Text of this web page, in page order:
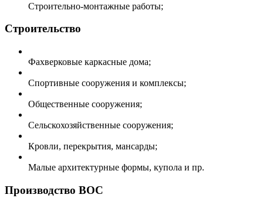
Строительно-монтажные работы;
Строительство
Фахверковые каркасные дома;
Спортивные сооружения и комплексы;
Общественные сооружения;
Сельскохозяйственные сооружения;
Кровли, перекрытия, мансарды;
Малые архитектурные формы, купола и пр.
Производство ВОС